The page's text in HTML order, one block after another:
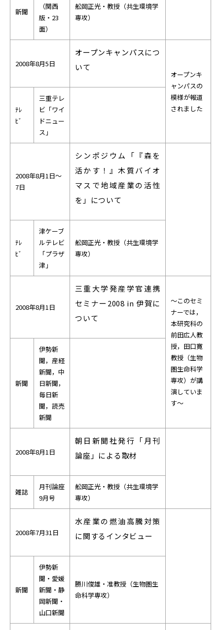
新聞
（関西
版・23
面）
舩岡正光・教授（共生環境学
専攻）
2008年8月5日
オープンキャンパスにつ
いて
オープンキ
ャンパスの
模様が報道
されました
ﾃﾚ
ﾋﾞ
三重テレ
ビ「ワイ
ドニュー
ス」
2008年8月1日～
7日
シンポジウム「『森を
活かす！』木質バイオ
マスで地域産業の活性
を」について
ﾃﾚ
ﾋﾞ
津ケーブ
ルテレビ
「プラザ
津」
舩岡正光・教授（共生環境学
専攻）
2008年8月1日
三重大学発産学官連携
セミナー2008 in 伊賀に
ついて
～このセミ
ナーでは，
本研究科の
前田広人教
授，田口寛
教授（生物
圏生命科学
専攻）が講
演していま
す～
新聞
伊勢新
聞，産経
新聞，中
日新聞，
毎日新
聞，読売
新聞
2008年8月1日
朝日新聞社発行「月刊
論座」による取材
雑誌
月刊論座
9月号
舩岡正光・教授（共生環境学
専攻）
2008年7月31日
水産業の燃油高騰対策
に関するインタビュー
新聞
伊勢新
聞・愛媛
新聞・静
岡新聞・
山口新聞
勝川俊雄・准教授（生物圏生
命科学専攻）